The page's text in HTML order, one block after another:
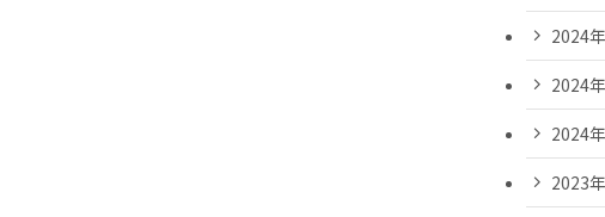
2024
2024
2024
2023